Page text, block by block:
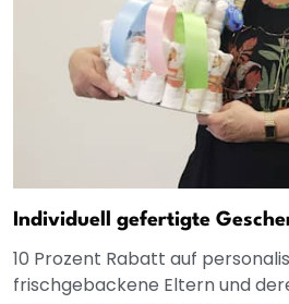
Individuell gefertigte
10 Prozent Rabatt auf
frischgebackene Eltern und